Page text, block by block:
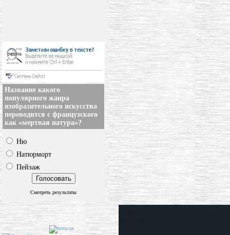
Название какого
популярного жанра
изобразительного искусства
переводится с французского
как «мертвая натура»?
Ню
Натюрморт
Пейзаж
Смотреть результаты